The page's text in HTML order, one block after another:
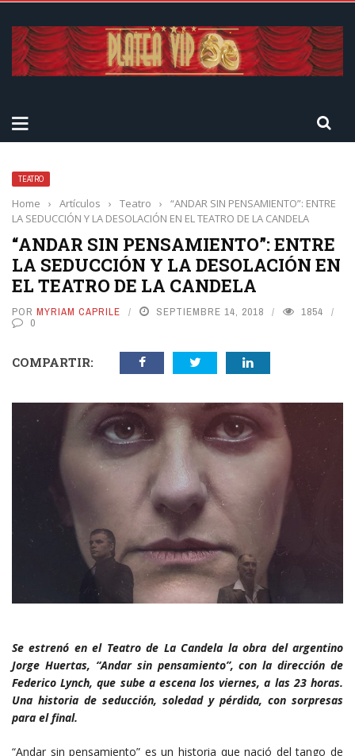
TEATRO
Home › Artículos › Teatro ›
“ANDAR SIN PENSAMIENTO”: ENTRE
LA SEDUCCIÓN Y LA DESOLACIÓN EN EL TEATRO DE LA CANDELA
“ANDAR SIN PENSAMIENTO”: ENTRE
LA SEDUCCIÓN Y LA DESOLACIÓN EN
EL TEATRO DE LA CANDELA
POR MYRIAM CAPRILE SEPTIEMBRE 14, 2018
1854
0
COMPARTIR:
Se estrenó en el Teatro de La Candela la obra del argentino
Jorge Huertas, “Andar sin pensamiento”, con la dirección de
Federico Lynch, que sube a escena los viernes, a las 23 horas.
Una historia de seducción, soledad y pérdida, con sorpresas
para el final.
“Andar sin pensamiento” es un historia que nació del tango de